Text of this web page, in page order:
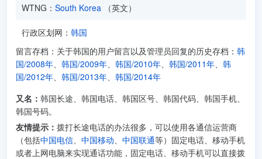
WTNG： South Korea （英文）
行政区划网： 韩国
留言存档：关于韩国的用户留言以及管理员回复的历史存档： 韩
国/2008年、 韩国/2009年、 韩国/2010年、 韩国/2011年、 韩
国/2012年、 韩国/2013年、 韩国/2014年
又名： 韩国长途、韩国电话、韩国区号、韩国代码、韩国手机、
韩国号码。
友情提示： 拨打长途电话的办法很多，可以使用各通信运营商
（包括中国电信、 中国移动、 中国联通等）固定电话、移动手机
或者上网电脑来实现通话功能，固定电话、移动手机可以直接拨